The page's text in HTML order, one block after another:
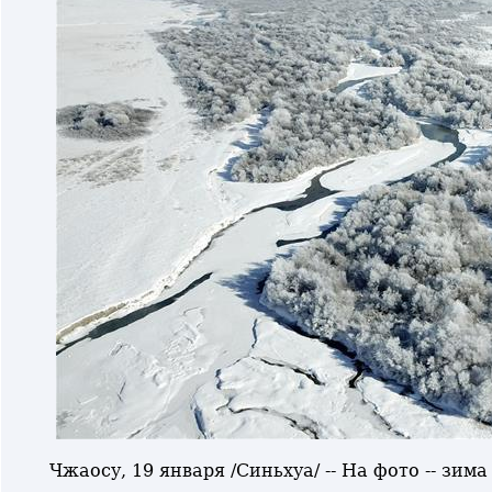
Чжаосу, 19 января /Синьхуа/ -- На фото --